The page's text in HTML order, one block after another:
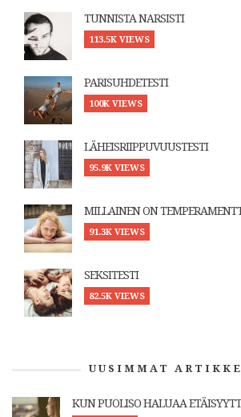
TUNNISTA NARSISTI
113.5K VIEWS
PARISUHDETESTI
100K VIEWS
LÄHEISRIIPPUVUUSTESTI
95.9K VIEWS
MILLAINEN ON
91.3K VIEWS
SEKSITESTI
82.5K VIEWS
UUSIMMAT
KUN PUOLISO HALUAA